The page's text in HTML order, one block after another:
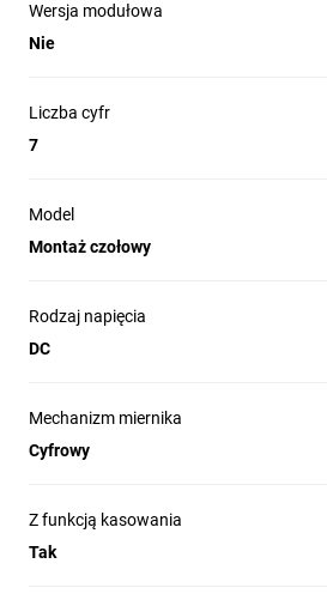
Wersja modułowa
Nie
Liczba cyfr
7
Model
Montaż czołowy
Rodzaj napięcia
DC
Mechanizm miernika
Cyfrowy
Z funkcją kasowania
Tak